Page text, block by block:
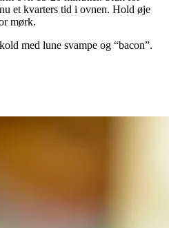
et kvarters tid i ovnen. Hold øje
mørk.
med lune svampe og “bacon”.